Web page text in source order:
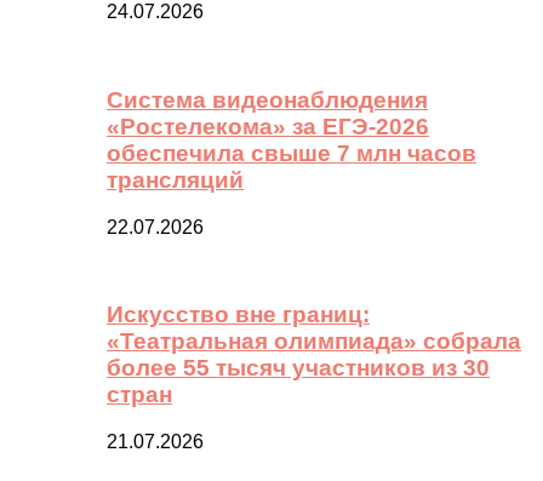
24.07.2026
Система видеонаблюдения
«Ростелекома» за ЕГЭ-2026
обеспечила свыше 7 млн часов
трансляций
22.07.2026
Искусство вне границ:
«Театральная олимпиада» собрала
более 55 тысяч участников из 30
стран
21.07.2026